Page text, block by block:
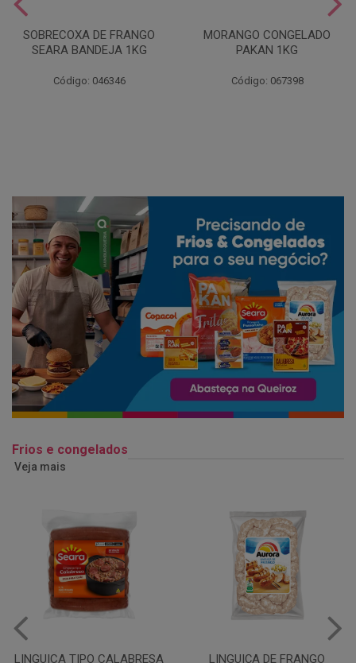
SOBRECOXA DE FRANGO
SEARA BANDEJA 1KG
Código: 046346
MORANGO CONGELADO
PAKAN 1KG
Código: 067398
Frios e congelados
Veja mais
LINGUIÇA DE FRANGO QUEIJO MUSSARELA